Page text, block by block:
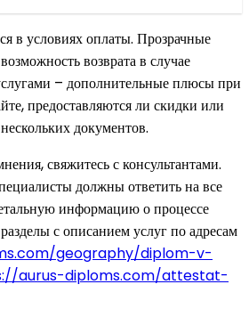
в условиях оплаты. Прозрачные
возврата в случае
– дополнительные плюсы при
предоставляются ли скидки или
документов.
свяжитесь с консультантами.
должны ответить на все
информацию о процессе
с описанием услуг по адресам
geography/diplom-v-
aurus-diploms.com/attestat-